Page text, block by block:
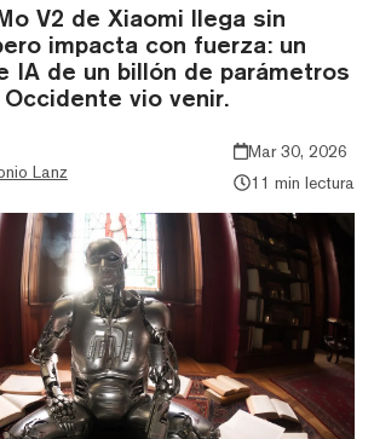
V2 de Xiaomi llega sin
impacta con fuerza: un
IA de un billón de parámetros
vio venir.
Lanz
Mar 30, 2026
11 min lectura